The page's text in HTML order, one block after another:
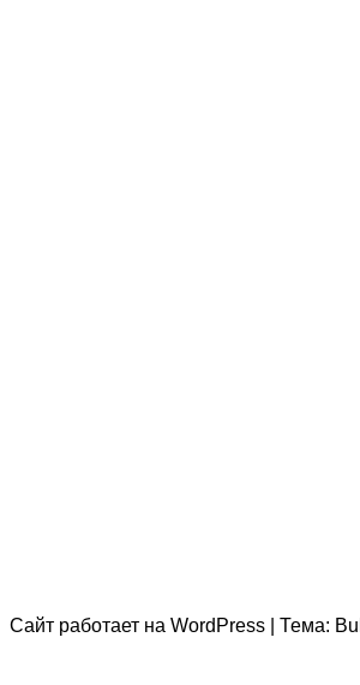
Сайт работает на WordPress Тема: